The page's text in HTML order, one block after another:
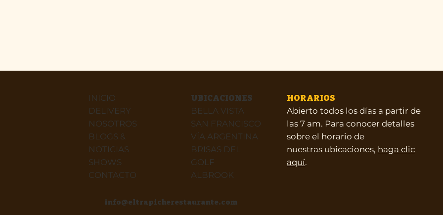
info@eltrapicherestaurante.com
INICIO
DELIVERY
NOSOTROS
BLOGS &
NOTICIAS
SHOWS
CONTACTO
UBICACIONES
BELLA VISTA
SAN FRANCISCO
VÍA ARGENTINA
BRISAS DEL
GOLF
ALBROOK
HORARIOS
Abierto todos los días a partir de
las 7 am. Para conocer detalles
sobre el horario de
nuestras ubicaciones, haga clic
aquí.